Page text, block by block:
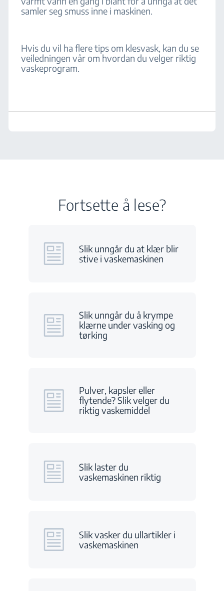
samler seg smuss inne i maskinen.
Hvis du vil ha flere tips om klesvask, kan du se
veiledningen vår om hvordan du velger riktig
vaskeprogram.
Fortsette å lese?
Slik unngår du at klær blir
stive i vaskemaskinen
Slik unngår du å krympe
klærne under vasking og
tørking
Pulver, kapsler eller
flytende? Slik velger du
riktig vaskemiddel
Slik laster du
vaskemaskinen riktig
Slik vasker du ullartikler i
vaskemaskinen